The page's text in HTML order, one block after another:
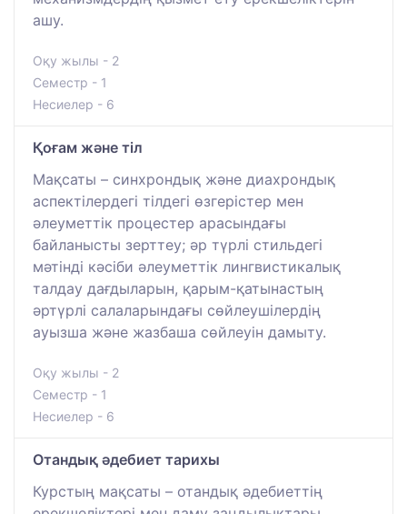
ашу.
Оқу жылы - 2
Семестр - 1
Несиелер - 6
Қоғам және тіл
Мақсаты – синхрондық және диахрондық
аспектілердегі тілдегі өзгерістер мен
әлеуметтік процестер арасындағы
байланысты зерттеу; әр түрлі стильдегі
мәтінді кәсіби әлеуметтік лингвистикалық
талдау дағдыларын, қарым-қатынастың
әртүрлі салаларындағы сөйлеушілердің
ауызша және жазбаша сөйлеуін дамыту.
Оқу жылы - 2
Семестр - 1
Несиелер - 6
Отандық әдебиет тарихы
Курстың мақсаты – отандық әдебиеттің